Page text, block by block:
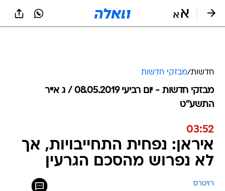
חדשות/מבזקי חדשות
מבזקי חדשות - יום רביעי 08.05.2019 / ג אייר
התשע"ט
03:52
איראן: נפחית התחייבויות, אך
לא נפרוש מהסכם הגרעין
רויטרס